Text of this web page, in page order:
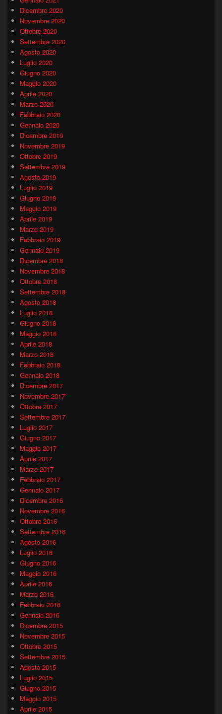
Dicembre 2020
Novembre 2020
Ottobre 2020
Settembre 2020
Agosto 2020
Luglio 2020
Giugno 2020
Maggio 2020
Aprile 2020
Marzo 2020
Febbraio 2020
Gennaio 2020
Dicembre 2019
Novembre 2019
Ottobre 2019
Settembre 2019
Agosto 2019
Luglio 2019
Giugno 2019
Maggio 2019
Aprile 2019
Marzo 2019
Febbraio 2019
Gennaio 2019
Dicembre 2018
Novembre 2018
Ottobre 2018
Settembre 2018
Agosto 2018
Luglio 2018
Giugno 2018
Maggio 2018
Aprile 2018
Marzo 2018
Febbraio 2018
Gennaio 2018
Dicembre 2017
Novembre 2017
Ottobre 2017
Settembre 2017
Luglio 2017
Giugno 2017
Maggio 2017
Aprile 2017
Marzo 2017
Febbraio 2017
Gennaio 2017
Dicembre 2016
Novembre 2016
Ottobre 2016
Settembre 2016
Agosto 2016
Luglio 2016
Giugno 2016
Maggio 2016
Aprile 2016
Marzo 2016
Febbraio 2016
Gennaio 2016
Dicembre 2015
Novembre 2015
Ottobre 2015
Settembre 2015
Agosto 2015
Luglio 2015
Giugno 2015
Maggio 2015
Aprile 2015